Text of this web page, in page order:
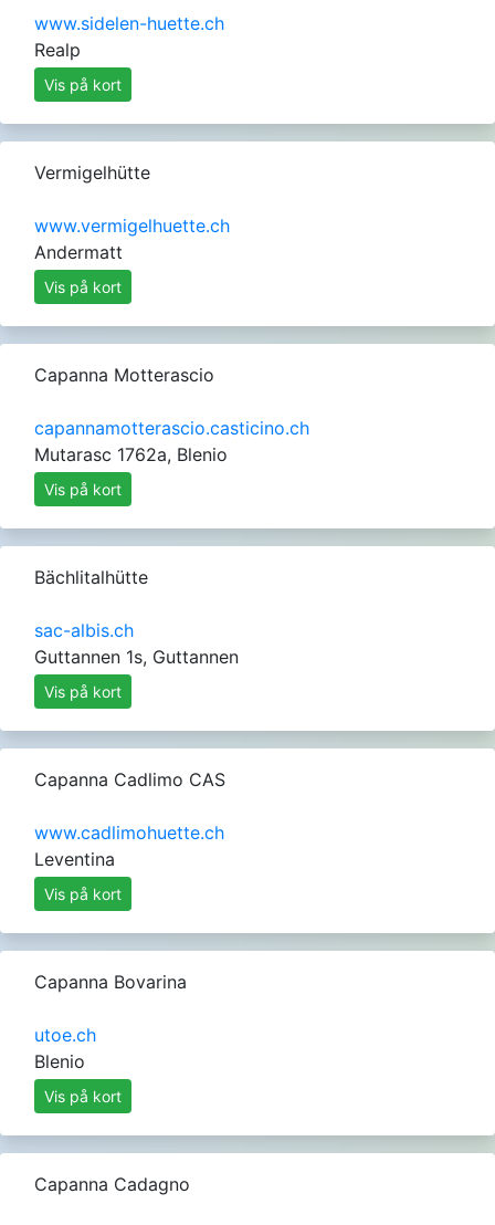
www.sidelen-huette.ch
Realp
Vis på kort
Vermigelhütte
www.vermigelhuette.ch
Andermatt
Vis på kort
Capanna Motterascio
capannamotterascio.casticino.ch
Mutarasc 1762a, Blenio
Vis på kort
Bächlitalhütte
sac-albis.ch
Guttannen 1s, Guttannen
Vis på kort
Capanna Cadlimo CAS
www.cadlimohuette.ch
Leventina
Vis på kort
Capanna Bovarina
utoe.ch
Blenio
Vis på kort
Capanna Cadagno